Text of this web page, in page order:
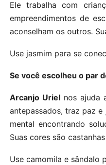
Ele trabalha com
empreendimentos de
aconselham os outros.
Use jasmim para se
Se você escolheu o par
Arcanjo Uriel nos ajuda
antepassados, traz paz
mental encontrando
Suas cores são
Use camomila e sândalo